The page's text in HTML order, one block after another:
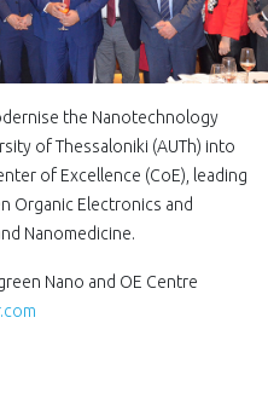
the Nanotechnology
of Thessaloniki (AUTh) into
of Excellence (CoE), leading
Organic Electronics and
Nanomedicine.
Nano and OE Centre